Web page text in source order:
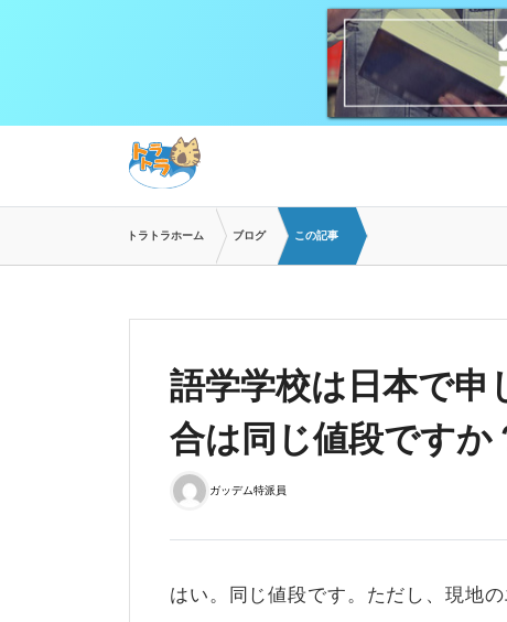
トラトラホーム ブログ この記事
語学学校は日本で申
合は同じ値段ですか
ガッデム特派員
はい。同じ値段です。ただし、現地